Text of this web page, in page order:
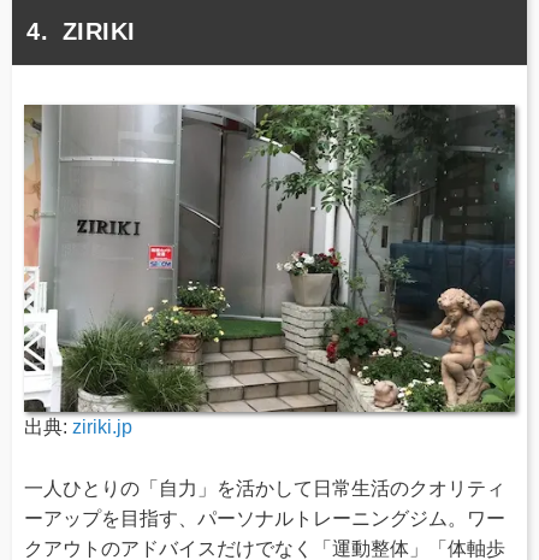
ZIRIKI
出典: ziriki.jp
一人ひとりの「自力」を活かして日常生活のクオリティ
ーアップを目指す、パーソナルトレーニングジム。ワー
クアウトのアドバイスだけでなく「運動整体」「体軸歩